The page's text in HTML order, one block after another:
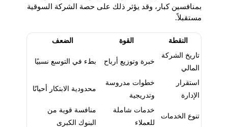
بمنافسين كبار، وقد يؤثر ذلك على حصة الشركة السوقية
مستقبلاً.
النقطة القوة
الضعف
تاريخ الشركة
المالي
خبرة وتوزيع أرباح بطء في التوسع نسبيًا
استقرار
الإدارة
خطوات مدروسة
وتدريجية
محدودية الابتكار أحيانًا
تنوع الخدمات
خدمات شاملة
للعملاء
منافسة قوية من
البنوك الكبرى